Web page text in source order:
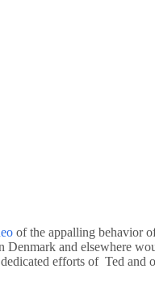
of the appalling behavior
Denmark and elsewhere
efforts of Ted and